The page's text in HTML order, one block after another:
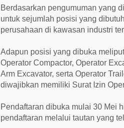
a
n
D
r
e
Berdasarkan pengumuman yang
untuk sejumlah posisi yang
perusahaan di kawasan industri
Adapun posisi yang dibuka
Operator Compactor, Operator
Arm Excavator, serta Operator
diwajibkan memiliki Surat Izin
Pendaftaran dibuka mulai 30 Mei
pendaftaran melalui tautan yang